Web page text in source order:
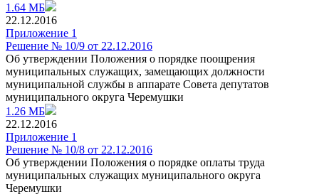
1.64 МБ
22.12.2016
Приложение 1
Решение № 10/9 от 22.12.2016
Об утверждении Положения о порядке поощрения
муниципальных служащих, замещающих должности
муниципальной службы в аппарате Совета депутатов
муниципального округа Черемушки
1.26 МБ
22.12.2016
Приложение 1
Решение № 10/8 от 22.12.2016
Об утверждении Положения о порядке оплаты труда
муниципальных служащих муниципального округа
Черемушки